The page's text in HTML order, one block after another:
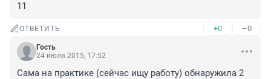
11
ОТВЕТИТЬ +0 –0
Гость
24 июля 2015, 17:52
Сама на практике (сейчас ищу работу) обнаружила 2